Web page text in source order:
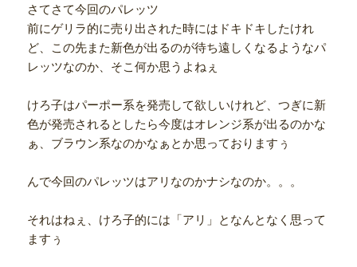
さてさて今回のパレッツ
前にゲリラ的に売り出された時にはドキドキしたけれ
ど、この先また新色が出るのが待ち遠しくなるようなパ
レッツなのか、そこ何か思うよねぇ
けろ子はパーポー系を発売して欲しいけれど、つぎに新
色が発売されるとしたら今度はオレンジ系が出るのかな
ぁ、ブラウン系なのかなぁとか思っておりますぅ
んで今回のパレッツはアリなのかナシなのか。。。
それはねぇ、けろ子的には「アリ」となんとなく思って
ますぅ